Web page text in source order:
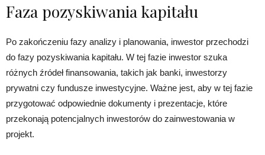
Faza pozyskiwania kapitału
Po zakończeniu fazy analizy i planowania, inwestor przechodzi
do fazy pozyskiwania kapitału. W tej fazie inwestor szuka
różnych źródeł finansowania, takich jak banki, inwestorzy
prywatni czy fundusze inwestycyjne. Ważne jest, aby w tej fazie
przygotować odpowiednie dokumenty i prezentacje, które
przekonają potencjalnych inwestorów do zainwestowania w
projekt.